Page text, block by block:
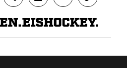
Impressum Kontakt Presse